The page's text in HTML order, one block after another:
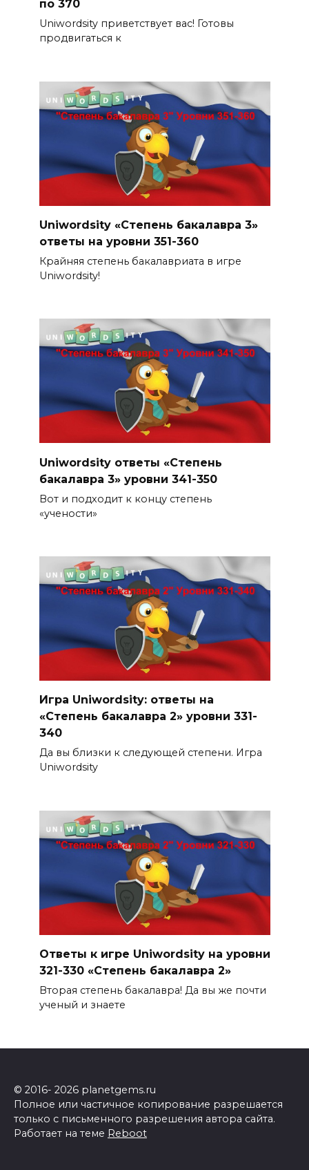
по 370
Uniwordsity приветствует вас! Готовы
продвигаться к
Uniwordsity «Степень бакалавра 3»
ответы на уровни 351-360
Крайняя степень бакалавриата в игре
Uniwordsity!
Uniwordsity ответы «Степень
бакалавра 3» уровни 341-350
Вот и подходит к концу степень
«учености»
Игра Uniwordsity: ответы на
«Степень бакалавра 2» уровни 331-
340
Да вы близки к следующей степени. Игра
Uniwordsity
Ответы к игре Uniwordsity на уровни
321-330 «Степень бакалавра 2»
Вторая степень бакалавра! Да вы же почти
ученый и знаете
© 2016- 2026 planetgems.ru
Полное или частичное копирование разрешается
только с письменного разрешения автора сайта.
Работает на теме Reboot